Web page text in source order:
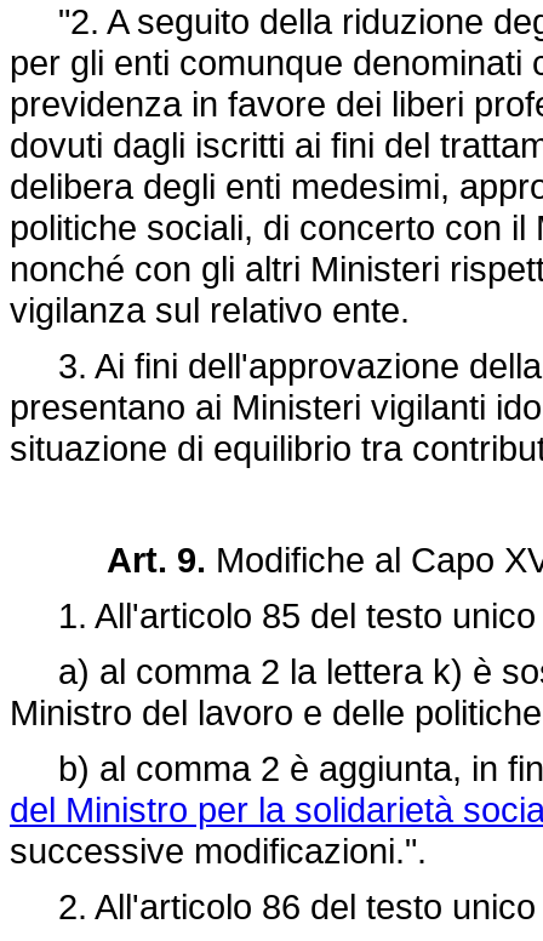
"2. A seguito della riduzione
per gli enti comunque
previdenza in favore dei liberi
dovuti dagli iscritti ai fini del
delibera degli enti medesimi,
politiche sociali, di concerto con
nonché con gli altri Ministeri
vigilanza sul relativo ente.
3. Ai fini dell'approvazione
presentano ai Ministeri vigilanti
situazione di equilibrio tra
Art. 9. Modifiche al Capo
1. All'articolo 85 del testo unico
a) al comma 2 la lettera k) è
Ministro del lavoro e delle
b) al comma 2 è aggiunta, in
del Ministro per la solidarietà
successive modificazioni.".
2. All'articolo 86 del testo unico